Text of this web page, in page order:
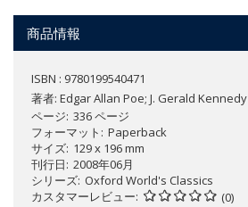
商品情報
ISBN : 9780199540471
著者: Edgar Allan Poe; J. Gerald Kennedy
ページ 336 ページ
フォーマット
Paperback
サイズ 129 x 196 mm
刊行日 2008年06月
シリーズ Oxford World's Classics
カスタマーレビュー
(0)